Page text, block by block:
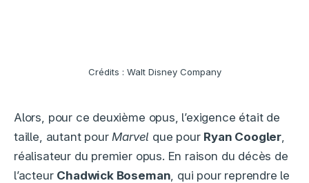
Crédits : Walt Disney Company
Alors, pour ce deuxième opus, l’exigence était de
taille, autant pour Marvel que pour Ryan Coogler
réalisateur du premier opus. En raison du décès de
l’acteur Chadwick Boseman , qui pour reprendre le